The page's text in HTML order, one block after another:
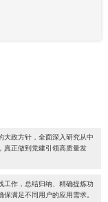
大政方针，全面深入研究从中
真正做到党建引领高质量发
工作，总结归纳、精确提炼功
满足不同用户的应用需求。